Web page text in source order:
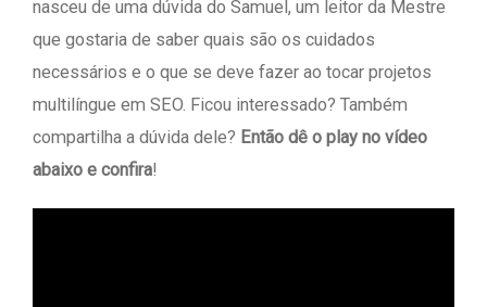
nasceu de uma dúvida do Samuel, um leitor da Mestre
que gostaria de saber quais são os cuidados
necessários e o que se deve fazer ao tocar projetos
multilíngue em SEO. Ficou interessado? Também
compartilha a dúvida dele? Então dê o play no vídeo
abaixo e confira!